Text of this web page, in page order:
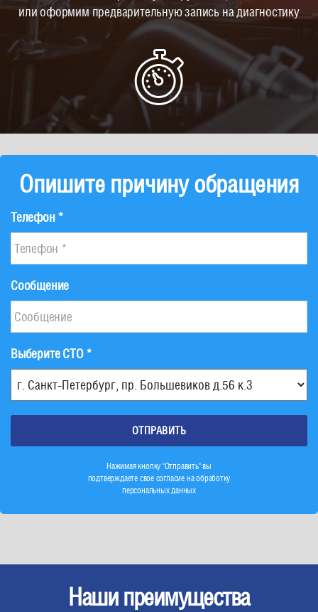
или оформим предварительную запись на диагностику
Опишите причину обращения
Телефон *
Сообщение
Выберите СТО *
Нажимая кнопку "Отправить" вы
подтверждаете свое согласие на обработку
персональных данных
Наши преимущества